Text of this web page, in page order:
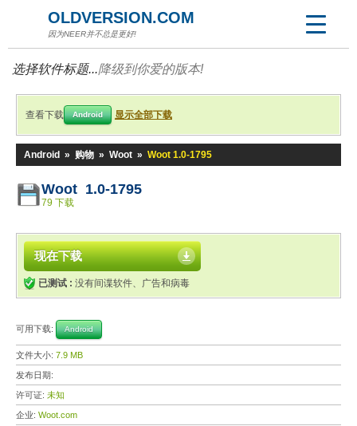
OLDVERSION.COM
因为NEER并不总是更好!
选择软件标题...降级到你爱的版本!
查看下载 Android 显示全部下载
Android » 购物 » Woot » Woot 1.0-1795
Woot 1.0-1795
79 下载
现在下载
已测试 : 没有间谍软件、广告和病毒
可用下载: Android
文件大小: 7.9 MB
发布日期:
许可证: 未知
企业: Woot.com